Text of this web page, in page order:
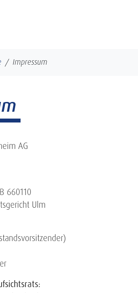
Hauptmenü öffnen
Impressum
AG
660110
Ulm